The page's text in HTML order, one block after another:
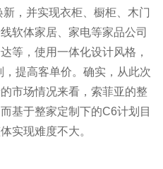
，并实现衣柜、橱柜、木门
软体家居、家电等家品公司
等，使用一体化设计风格，
提高客单价。确实，从此次
市场情况来看，索菲亚的整
基于整家定制下的C6计划目
实现难度不大。